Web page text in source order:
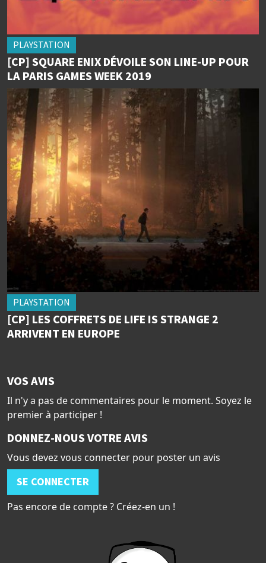
PLAYSTATION
[CP] SQUARE ENIX DÉVOILE SON LINE-UP POUR
LA PARIS GAMES WEEK 2019
PLAYSTATION
[CP] LES COFFRETS DE LIFE IS STRANGE 2
ARRIVENT EN EUROPE
VOS AVIS
Il n'y a pas de commentaires pour le moment. Soyez le
premier à participer !
DONNEZ-NOUS VOTRE AVIS
Vous devez vous connecter pour poster un avis
SE CONNECTER
Pas encore de compte ? Créez-en un !